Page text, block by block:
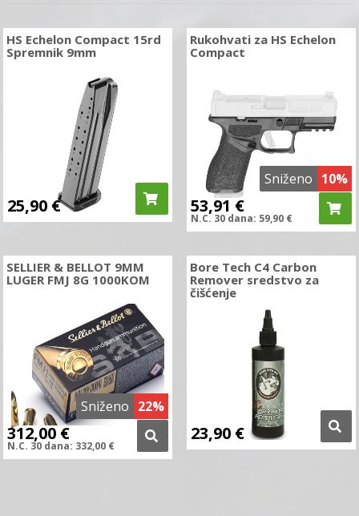
HS Echelon Compact 15rd
Spremnik 9mm
25,90 €
Sniženo 10%
Rukohvati za HS Echelon
Compact
53,91 €
N.C. 30 dana: 59,90 €
Sniženo 22%
SELLIER & BELLOT 9MM
LUGER FMJ 8G 1000KOM
312,00 €
N.C. 30 dana: 332,00 €
Bore Tech C4 Carbon
Remover sredstvo za
čišćenje
23,90 €